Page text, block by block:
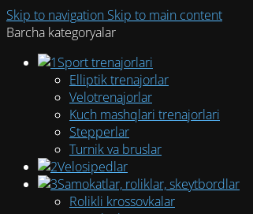
Skip to navigation Skip to main content
Barcha kategoryalar
Sport trenajorlari
Elliptik trenajorlar
Velotrenajorlar
Kuch mashqlari trenajorlari
Stepperlar
Turnik va bruslar
Velosipedlar
Samokatlar, roliklar, skeytbordlar
Rolikli krossovkalar